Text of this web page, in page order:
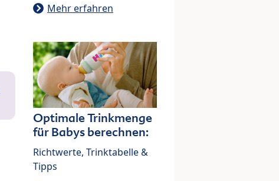
Mehr erfahren
Optimale Trinkmenge
für Babys berechnen:
Richtwerte, Trinktabelle &
Tipps